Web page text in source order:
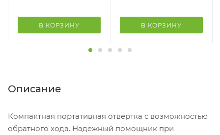
В КОРЗИНУ В КОРЗИНУ
Описание
Компактная портативная отвертка с возможностью
обратного хода. Надежный помощник при